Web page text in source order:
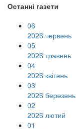
Останні газети
06
2026 червень
05
2026 травень
04
2026 квітень
03
2026 березень
02
2026 лютий
01